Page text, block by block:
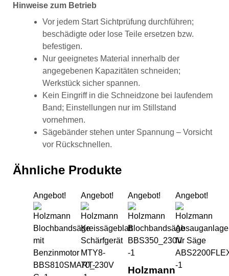
Hinweise zum Betrieb
Vor jedem Start Sichtprüfung durchführen;
beschädigte oder lose Teile ersetzen bzw.
befestigen.
Nur geeignetes Material innerhalb der
angegebenen Kapazitäten schneiden;
Werkstück sicher spannen.
Kein Eingriff in die Schneidzone bei laufendem
Band; Einstellungen nur im Stillstand
vornehmen.
Sägebänder stehen unter Spannung – Vorsicht
vor Rückschnellen.
Ähnliche Produkte
Angebot!
Holzmann Blochbandsäge mit
Angebot!
Holzmann Kreissägeblatt
Angebot!
Holzmann
Holzmann
Angebot!